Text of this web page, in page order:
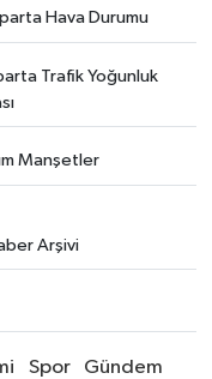
Hava Durumu
Trafik Yoğunluk
Manşetler
Arşivi
Spor Gündem